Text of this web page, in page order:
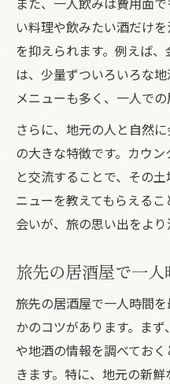
い料理や飲みたい酒だけ
を抑えられます。例えば
は、少量ずついろいろな
メニューも多く、一人での
さらに、地元の人と自然
の大きな特徴です。カウ
と交流することで、その
ニューを教えてもらえる
会いが、旅の思い出をより
旅先の居酒屋で一
旅先の居酒屋で一人時間
かのコツがあります。ま
や地酒の情報を調べてお
きます。特に、地元の新